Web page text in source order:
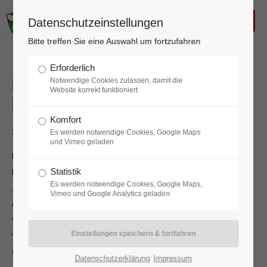
Login
Benutzername
Passwort
Anmelden
Erprobung und Erprobung-Spiel der
Feuerwehrjugend
22.10.2025 21:00
Nach intensiver und gründlicher Vorbereitung hat die
Feuerwehrjugendgruppe während der gestrigen
Jugendstunde die Erprobung und das Erprobung-Spiel
absolviert. Es handelt sich um eine
Wissensüberprüfung, bei der das grundlegende
Verständnis für das Feuerwehrwesen sichergestellt
wird. Mithilfe von verschiedenen Stationen kann das
Datenschutzeinstellungen
Bitte treffen Sie eine Auswahl um fortzufahren
Erforderlich
Notwendige Cookies zulassen, damit die
Website korrekt funktioniert
Komfort
Es werden notwendige Cookies, Google Maps
und Vimeo geladen
Statistik
Es werden notwendige Cookies, Google Maps,
Vimeo und Google Analytics geladen
Datenschutzerklärung Impressum
FREIWILLIGE FEUERWEHR
KALTENLEUTGEBEN